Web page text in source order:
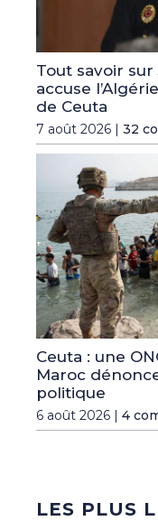
Tout savoir sur
accuse
de Ceuta
7 août 2026 | 32
Ceuta : une
Maroc
politique
6 août 2026 | 4
LES PLUS